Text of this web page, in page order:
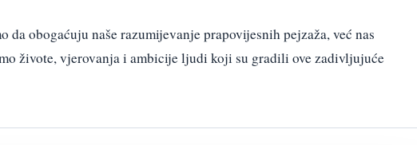
da obogaćuju naše razumijevanje prapovijesnih pejzaža, već nas
živote, vjerovanja i ambicije ljudi koji su gradili ove zadivljujuće